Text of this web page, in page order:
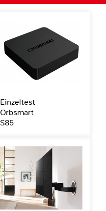
Einzeltest
Orbsmart
S85